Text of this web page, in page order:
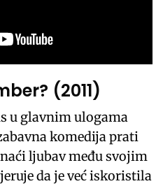
(2011)
u glavnim ulogama
komedija prati
ljubav među svojim
da je već iskoristila